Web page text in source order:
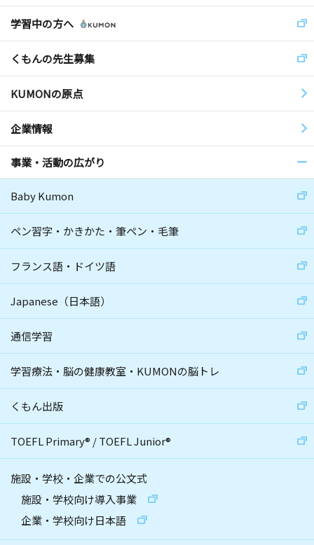
学習中の方へ
くもんの先生募集
KUMONの原点
企業情報
事業・活動の広がり
Baby Kumon
ペン習字・かきかた・筆ペン・毛筆
フランス語・ドイツ語
Japanese（日本語）
通信学習
学習療法・脳の健康教室・KUMONの脳トレ
くもん出版
TOEFL Primary® /TOEFL Junior®
施設・学校・企業での公文式
施設・学校向け導入事業
企業・学校向け日本語